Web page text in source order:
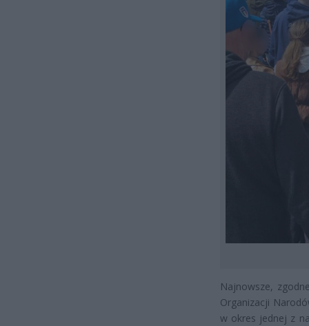
Najnowsze,
Organizacji
w okres jednej z